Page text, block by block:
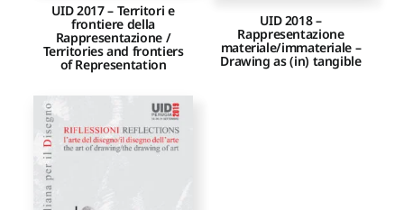
UID 2017 – Territori e
frontiere della
Rappresentazione /
Territories and frontiers
of Representation
UID 2018 –
Rappresentazione
materiale/immateriale –
Drawing as (in) tangible